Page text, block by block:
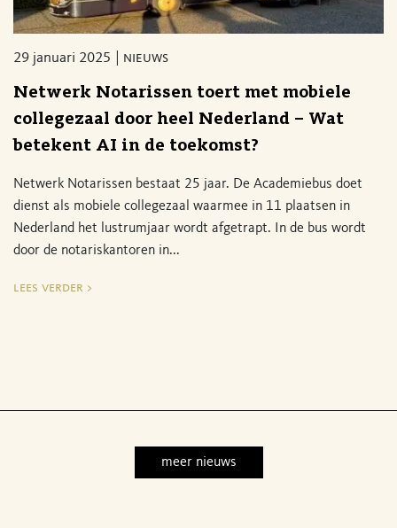
29 januari 2025 nieuws
Netwerk Notarissen toert met mobiele
collegezaal door heel Nederland – Wat
betekent AI in de toekomst?
Netwerk Notarissen bestaat 25 jaar. De Academiebus doet
dienst als mobiele collegezaal waarmee in 11 plaatsen in
Nederland het lustrumjaar wordt afgetrapt. In de bus wordt
door de notariskantoren in...
lees verder >
meer nieuws